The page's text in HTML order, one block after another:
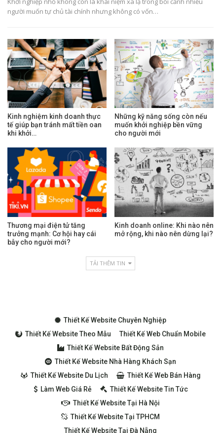
người muốn tự chủ tài chính nhưng không có vốn…
Kinh nghiệm kinh doanh thực
tế giúp bạn tránh mất tiền oan
khi khởi…
Những kỹ năng sống còn nếu
muốn khởi nghiệp bền vững
cho người mới
Thương mại điện tử tăng
trưởng mạnh: Cơ hội hay cái
bẫy cho người mới?
Kinh doanh online: Khi nào nên
mở rộng, khi nào nên dừng lại?
TẢI THÊM TIN
Thiết Kế Website Chuyên Nghiệp
Thiết Kế Website Theo Mẫu
Thiết Kế Web Chuẩn Mobile
Thiết Kế Website Bất Động Sản
Thiết Kế Website Nhà Hàng Khách Sạn
Thiết Kế Website Du Lịch
Thiết Kế Web Bán Hàng
Làm Web Giá Rẻ
Thiết Kế Website Tin Tức
Thiết Kế Website Tại Hà Nội
Thiết Kế Website Tại TPHCM
Thiết Kế Website Tại Đà Nẵng